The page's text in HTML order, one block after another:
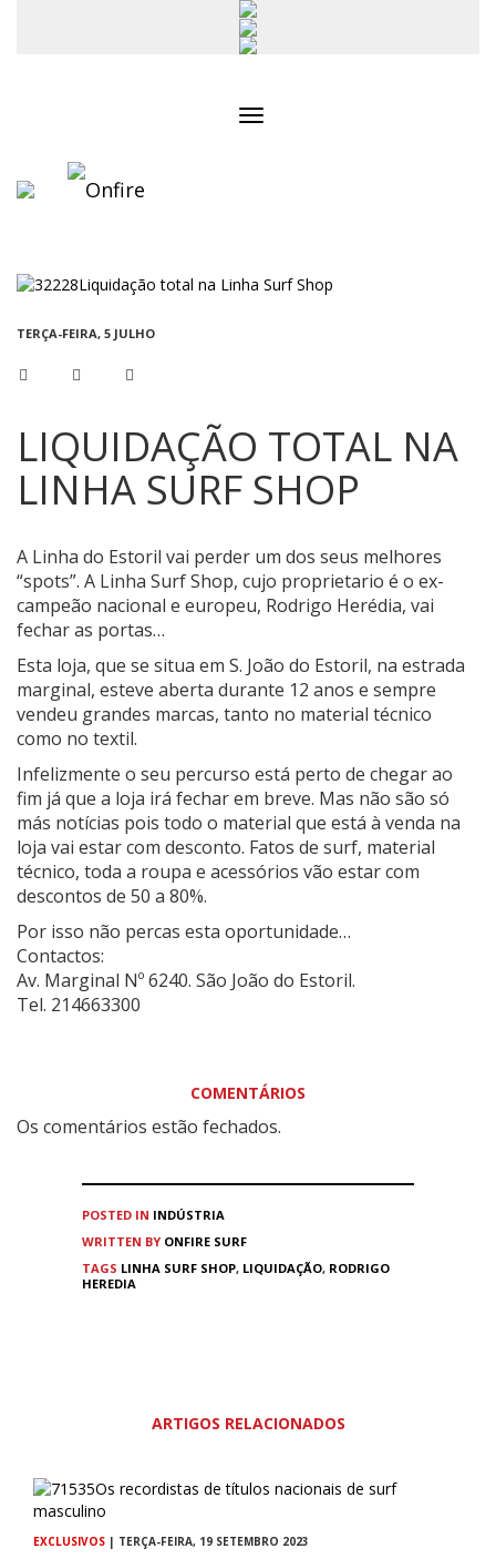
TERÇA-FEIRA, 5 JULHO
LIQUIDAÇÃO TOTAL NA
LINHA SURF SHOP
A Linha do Estoril vai perder um dos seus melhores
“spots”. A Linha Surf Shop, cujo proprietario é o ex-
campeão nacional e europeu, Rodrigo Herédia, vai
fechar as portas…
Esta loja, que se situa em S. João do Estoril, na estrada
marginal, esteve aberta durante 12 anos e sempre
vendeu grandes marcas, tanto no material técnico
como no textil.
Infelizmente o seu percurso está perto de chegar ao
fim já que a loja irá fechar em breve. Mas não são só
más notícias pois todo o material que está à venda na
loja vai estar com desconto. Fatos de surf, material
técnico, toda a roupa e acessórios vão estar com
descontos de 50 a 80%.
Por isso não percas esta oportunidade…
Contactos:
Av. Marginal Nº 6240. São João do Estoril.
Tel. 214663300
COMENTÁRIOS
Os comentários estão fechados.
POSTED IN INDÚSTRIA
WRITTEN BY ONFIRE SURF
TAGS LINHA SURF SHOP, LIQUIDAÇÃO, RODRIGO
HEREDIA
ARTIGOS RELACIONADOS
EXCLUSIVOS | TERÇA-FEIRA, 19 SETEMBRO 2023